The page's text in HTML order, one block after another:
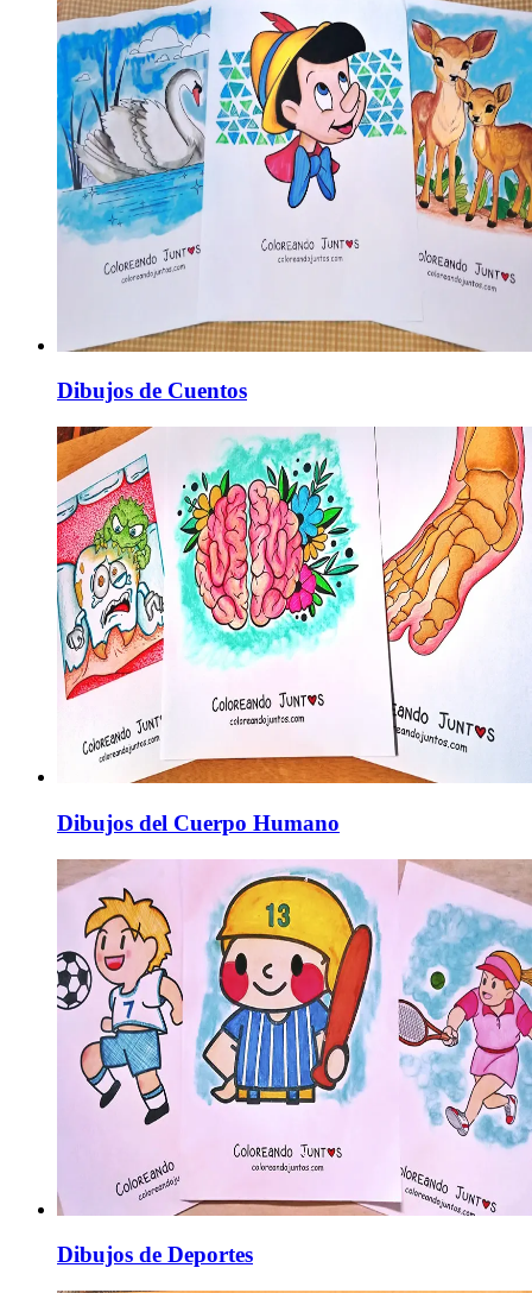
Dibujos de Cuentos
Dibujos del Cuerpo Humano
Dibujos de Deportes